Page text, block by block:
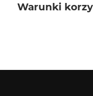
Warunki